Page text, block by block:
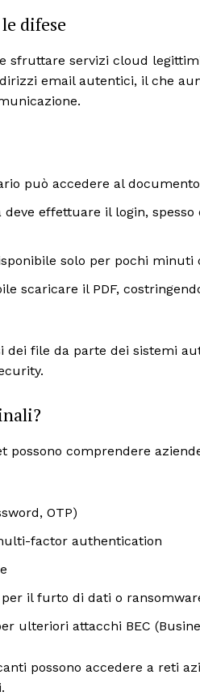
difese
sfruttare servizi cloud
email autentici, il che
può accedere al documento
deve effettuare il login,
solo per pochi minuti
scaricare il PDF,
dei file da parte dei sistemi
possono comprendere
OTP)
factor authentication
il furto di dati o
ulteriori attacchi BEC
possono accedere a reti